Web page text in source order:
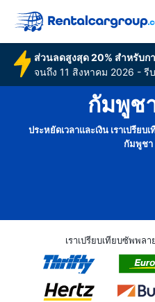
ส่วนลดสูงสุด 20% สำหรับก
จนถึง 11 สิงหาคม 2026 -
กัมพูช
ประหยัดเวลาและเงิน เราเปรีย
กัมพูช
เราเปรียบเทียบซัพพล